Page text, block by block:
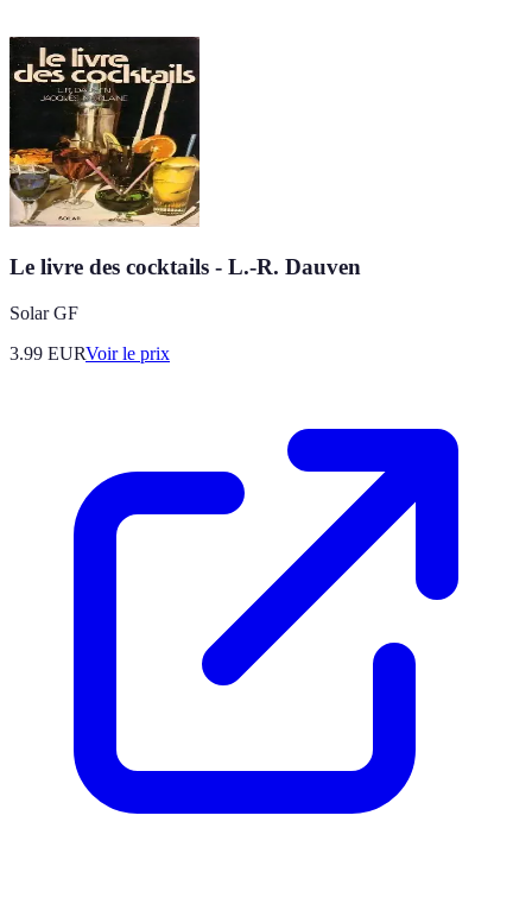
Le livre des cocktails - L.-R. Dauven
Solar GF
3.99 EURVoir le prix